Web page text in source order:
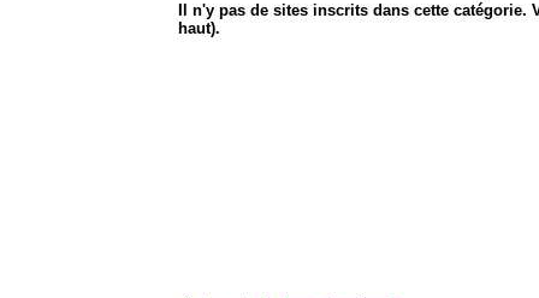
Il n'y pas de sites inscrits dans cette
haut).